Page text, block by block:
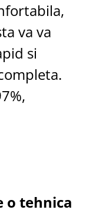
va va
si
o tehnica